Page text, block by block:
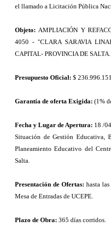
el llamado a Licitación Pública
Objeto:AMPLIACIÓN Y
4050 - "CLARA SARAVIA
CAPITAL- PROVINCIA DE SALTA.
Presupuesto Oficial: $
Garantía de oferta Exigida: (1%
Fecha y Lugar de Apertura: 18 /
Situación de Gestión Educativa,
Planeamiento Educativo del
Salta.
Presentación de Ofertas: hasta
Mesa de Entradas de UCEPE.
Plazo de Obra: 365 días corridos.